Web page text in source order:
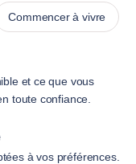
Commencer à vivre
et ce que vous
toute confiance.
à vos préférences.